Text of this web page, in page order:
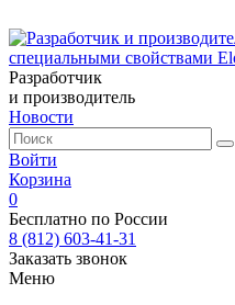
Разработчик
и производитель
Новости
Войти
Корзина
0
Бесплатно по России
8 (812) 603-41-31
Заказать звонок
Меню